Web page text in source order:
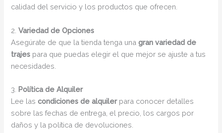
calidad del servicio y los productos que ofrecen.
2.Variedad de Opciones
Asegúrate de que la tienda tenga unagran variedad de
trajes para que puedas elegir el que mejor se ajuste a tus
necesidades.
3. Política de Alquiler
Lee lascondiciones de alquilerpara conocer detalles
sobre las fechas de entrega, el precio, los cargos por
daños y la política de devoluciones.